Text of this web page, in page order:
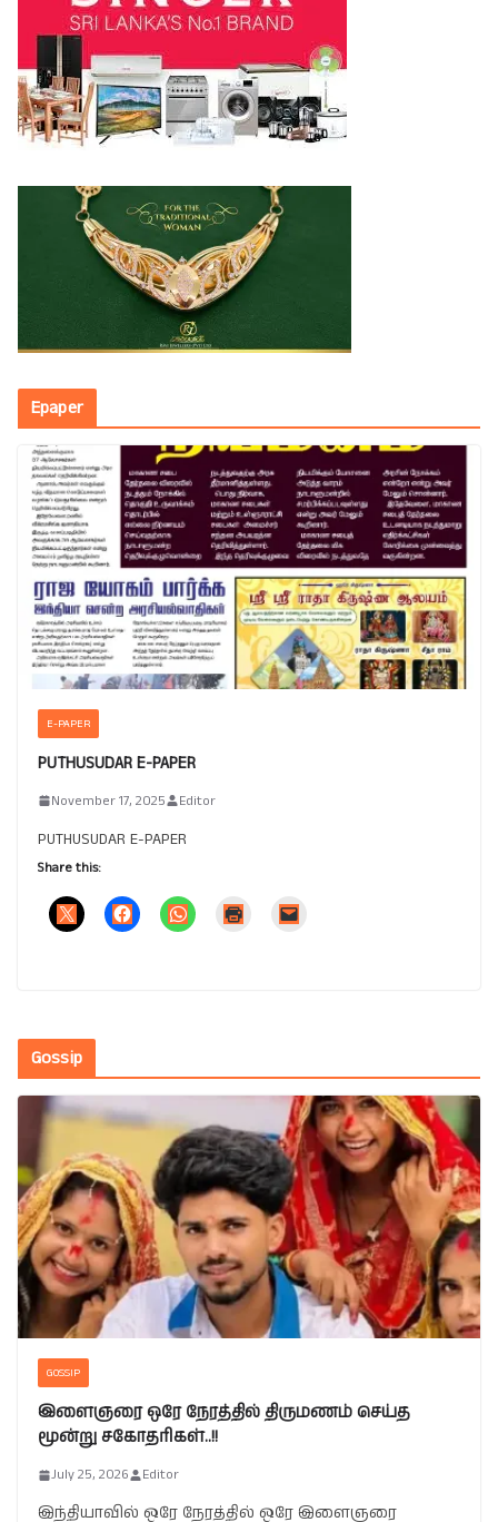
Epaper
E-PAPER
PUTHUSUDAR E-PAPER
November 17, 2025 Editor
PUTHUSUDAR E-PAPER
Share this:
Gossip
GOSSIP
இளைஞரை ஒரே நேரத்தில் திருமணம் செய்த
மூன்று சகோதரிகள்..!!
July 25, 2026 Editor
இந்தியாவில் ஒரே நேரத்தில் ஒரே இளைஞரை